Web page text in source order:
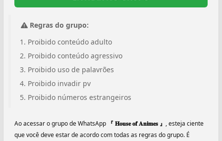
Regras do grupo:
Proibido conteúdo adulto
Proibido conteúdo agressivo
Proibido uso de palavrões
Proibido invadir pv
Proibido números estrangeiros
Ao acessar o grupo de WhatsApp 『 𝐇𝐨𝐮𝐬𝐞 𝐨𝐟 𝐀𝐧𝐢𝐦𝐞𝐬 』 , esteja ciente
que você deve estar de acordo com todas as regras do grupo. É